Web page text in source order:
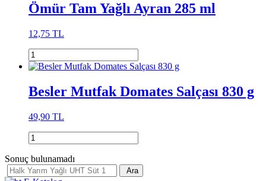
Ömür Tam Yağlı Ayran 285 ml
12,75 TL
Besler Mutfak Domates Salçası 830 g
49,90 TL
Sonuç bulunamadı
Ara